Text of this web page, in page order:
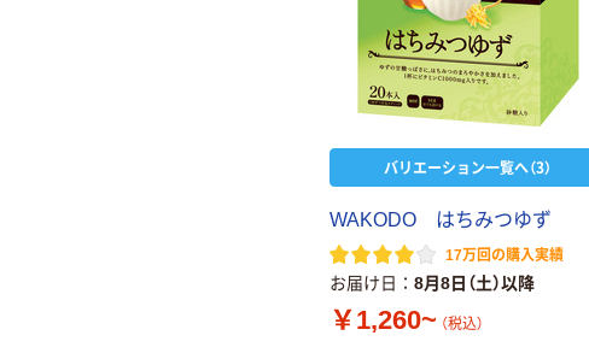
バリエーション一覧へ（3）
WAKODO はちみつゆず
17万回の購入実績
お届け日 8月8日（土）以降
￥1,260~ （税込）